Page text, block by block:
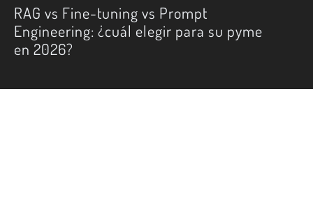
RAG vs Fine-tuning vs Prompt
Engineering: ¿cuál elegir para su pyme
en 2026?